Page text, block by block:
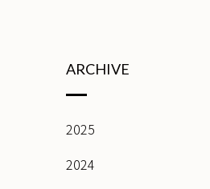
ARCHIVE
2025
2024